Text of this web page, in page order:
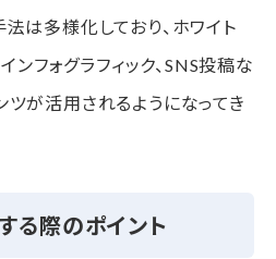
は多様化しており、ホワイト
ンフォグラフィック、SNS投稿な
ツが活用されるようになってき
る際のポイント